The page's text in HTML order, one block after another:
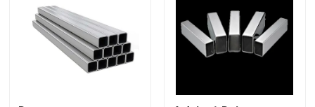
SS Vierkante Buis
Naadloze Roestvrij staalpijp